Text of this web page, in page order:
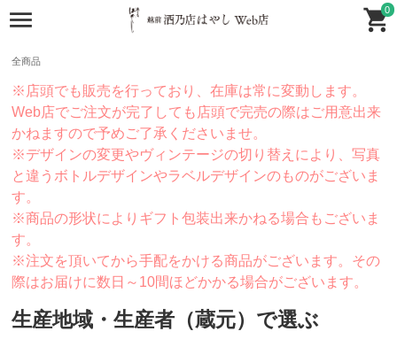
0
全商品
※店頭でも販売を行っており、在庫は常に変動します。
Web店でご注文が完了しても店頭で完売の際はご用意出来
かねますので予めご了承くださいませ。
※デザインの変更やヴィンテージの切り替えにより、写真
と違うボトルデザインやラベルデザインのものがございま
す。
※商品の形状によりギフト包装出来かねる場合もございま
す。
※注文を頂いてから手配をかける商品がございます。その
際はお届けに数日～10間ほどかかる場合がございます。
生産地域・生産者（蔵元）で選ぶ